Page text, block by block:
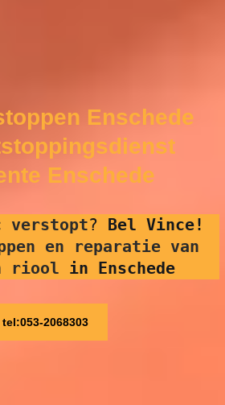
Enschede
Enschede
verstopt? Bel Vince!
en reparatie van
riool in Enschede
tel:053-2068303